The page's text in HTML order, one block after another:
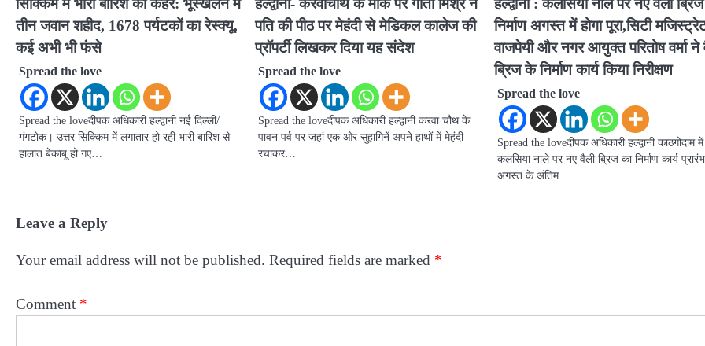
तीन जवान शहीद, 1678 पर्यटकों का रेस्क्यू,
कई अभी भी फंसे
Spread the love
Spread the loveदीपक अधिकारी हल्द्वानी नई दिल्ली/
गंगटोक। उत्तर सिक्किम में लगातार हो रही भारी बारिश से
हालात बेकाबू हो गए…
पति की पीठ पर मेहंदी से मेडिकल कालेज की
प्रॉपर्टी लिखकर दिया यह संदेश
Spread the love
Spread the loveदीपक अधिकारी हल्द्वानी करवा चौथ के
पावन पर्व पर जहां एक ओर सुहागिनें अपने हाथों में मेहंदी
रचाकर…
निर्माण अगस्त में होगा पूरा,सिटी
वाजपेयी और नगर आयुक्त परितोष वर्मा ने
ब्रिज के निर्माण कार्य किया निरीक्षण
Spread the love
Spread the loveदीपक अधिकारी हल्द्वानी काठगोदाम में
कलसिया नाले पर नए वैली ब्रिज का निर्माण कार्य प्रारंभ,
अगस्त के अंतिम…
Leave a Reply
Your email address will not be published. Required fields are marked *
Comment *